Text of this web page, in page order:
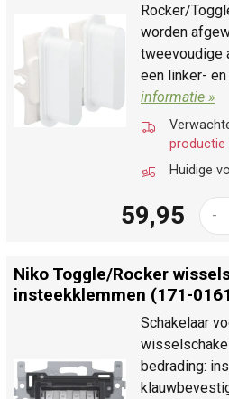
Rocker/
worden
tweevoudige
een linker-
informatie »
productie
Huidige
59,95 -
Niko Toggle/Rocker
insteekklemmen (171-
Schakelaar
bedrading: